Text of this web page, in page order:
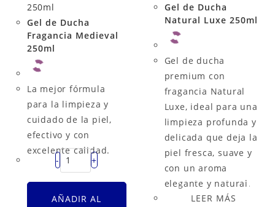
Gel de Ducha
Fragancia Medieval
250ml
La mejor fórmula
para la limpieza y
cuidado de la piel,
efectivo y con
excelente calidad.
-
+
AÑADIR AL
Gel de Ducha
Natural Luxe 250ml
Gel de ducha
premium con
fragancia Natural
Luxe, ideal para una
limpieza profunda y
delicada que deja la
piel fresca, suave y
con un aroma
elegante y natural.
LEER MÁS